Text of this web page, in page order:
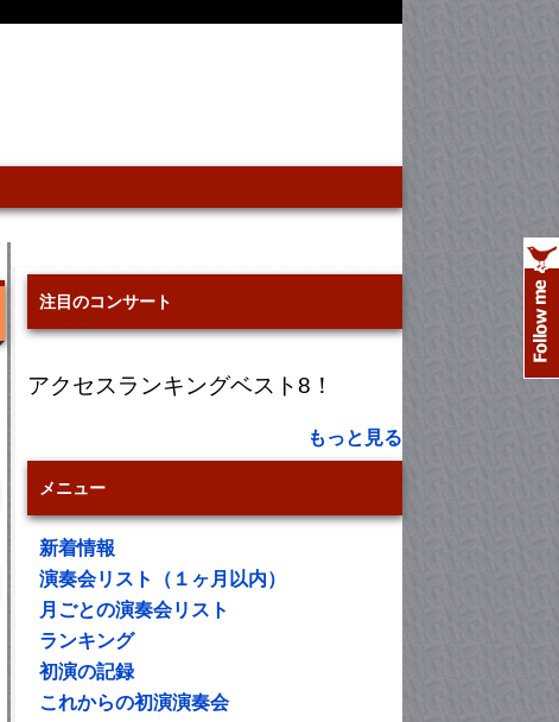
注目のコンサート
アクセスランキングベスト8！
もっと見る
メニュー
新着情報
演奏会リスト（１ヶ月以内）
月ごとの演奏会リスト
ランキング
初演の記録
これからの初演演奏会